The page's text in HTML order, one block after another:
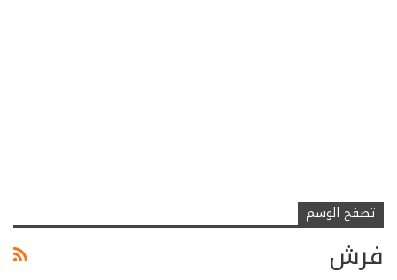
تصفح الوسم
فرش